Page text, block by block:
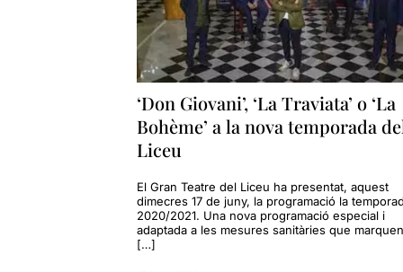
‘Don Giovani’, ‘La Traviata’ o ‘La
Bohème’ a la nova temporada
Liceu
El Gran Teatre del Liceu ha presentat, aquest
dimecres 17 de juny, la programació la
2020/2021. Una nova programació especial i
adaptada a les mesures sanitàries que
[…]